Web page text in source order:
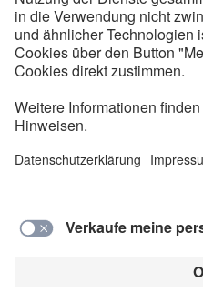
Service
Datenschutzinformationen
AEB